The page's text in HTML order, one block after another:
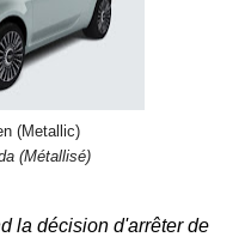
(Metallic)
(Métallisé)
la décision d'arrêter de